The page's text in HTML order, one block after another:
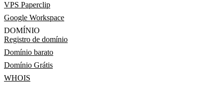
VPS Paperclip
Google Workspace
DOMÍNIO
Registro de domínio
Domínio barato
Domínio Grátis
WHOIS